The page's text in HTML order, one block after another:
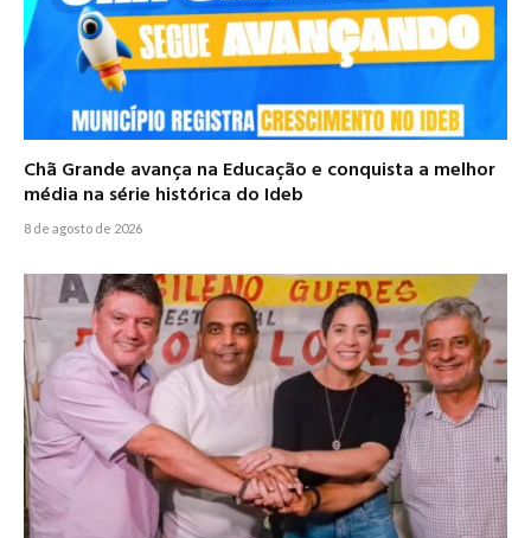
Chã Grande avança na Educação e conquista a melhor
média na série histórica do Ideb
8 de agosto de 2026